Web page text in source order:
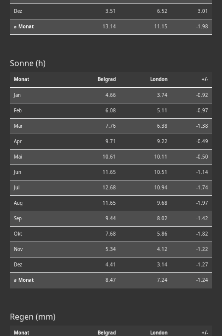
Dez 3.51 6.52 3.01
⌀ Monat 13.14 11.15 -1.98
Sonne (h)
Monat Belgrad London +/-
Jan 4.66 3.74 -0.92
Feb 6.08 5.11 -0.97
Mär 7.76 6.38 -1.38
Apr 9.71 9.22 -0.49
Mai 10.61 10.11 -0.50
Jun 11.65 10.51 -1.14
Jul 12.68 10.94 -1.74
Aug 11.65 9.68 -1.97
Sep 9.44 8.02 -1.42
Okt 7.68 5.86 -1.82
Nov 5.34 4.12 -1.22
Dez 4.41 3.14 -1.27
⌀ Monat 8.47 7.24 -1.24
Regen (mm)
Monat Belgrad London +/-